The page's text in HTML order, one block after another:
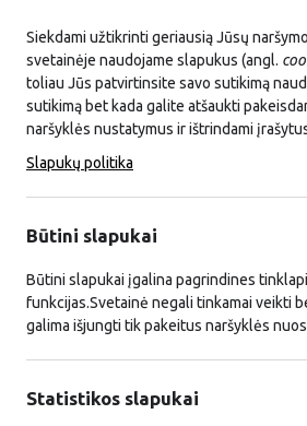
Siekdami užtikrinti geriausią Jūsų
svetainėje naudojame slapukus (angl.
toliau Jūs patvirtinsite savo sutikimą
sutikimą bet kada galite atšaukti
naršyklės nustatymus ir ištrindami
Slapukų politika
Būtini slapukai
Būtini slapukai įgalina pagrindines
funkcijas.Svetainė negali tinkamai veikti
galima išjungti tik pakeitus naršyklės
Statistikos slapukai
Šriftas: A Fonas:
LKT VEIKLA LKT